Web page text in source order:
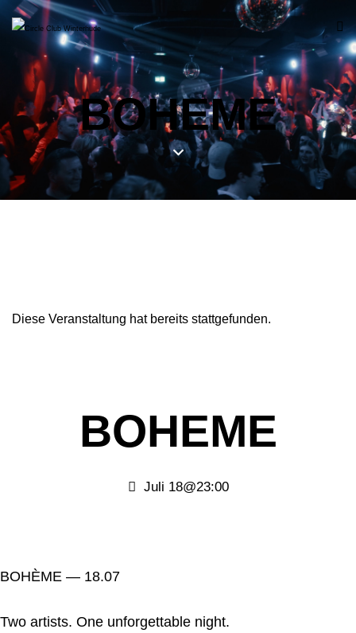
BOHEME
Diese Veranstaltung hat bereits stattgefunden.
BOHEME
Juli 18@23:00
BOHÈME — 18.07
Two artists. One unforgettable night.